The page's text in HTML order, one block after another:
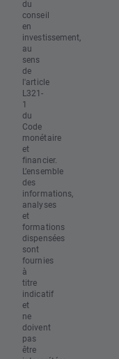
du
conseil
en
investissement,
au
sens
de
l'article
L321-
1
du
Code
monétaire
et
financier.
L’ensemble
des
informations,
analyses
et
formations
dispensées
sont
fournies
à
titre
indicatif
et
ne
doivent
pas
être